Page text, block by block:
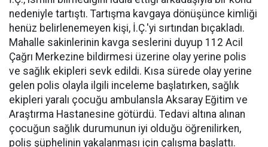
nedeniyle tartıştı. Tartışma kavgaya dönüşünce kimliği
henüz belirlenemeyen kişi, İ.Ç.'yi sırtından bıçakladı.
Mahalle sakinlerinin kavga seslerini duyup 112 Acil
Çağrı Merkezine bildirmesi üzerine olay yerine polis
ve sağlık ekipleri sevk edildi. Kısa sürede olay yerine
gelen polis olayla ilgili inceleme başlatırken, sağlık
ekipleri yaralı çocuğu ambulansla Aksaray Eğitim ve
Araştırma Hastanesine götürdü. Tedavi altına alınan
çocuğun sağlık durumunun iyi olduğu öğrenilirken,
polis şüphelinin yakalanması için çalışma başlattı.